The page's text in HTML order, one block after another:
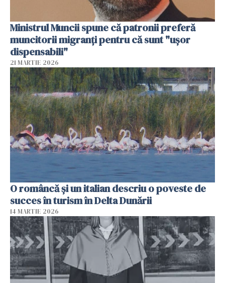
Ministrul Muncii spune că patronii preferă
muncitorii migranți pentru că sunt "uşor
dispensabili"
21 MARTIE 2026
O româncă și un italian descriu o poveste de
succes în turism în Delta Dunării
14 MARTIE 2026